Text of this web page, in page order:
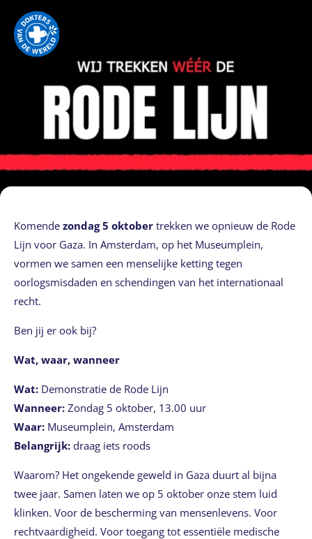
Komende zondag 5 oktobertrekken we opnieuw de Rode
Lijn voor Gaza. In Amsterdam, op het Museumplein,
vormen we samen een menselijke ketting tegen
oorlogsmisdaden en schendingen van het internationaal
recht.
Ben jij er ook bij?
Wat, waar, wanneer
Wat: Demonstratie de Rode Lijn
Wanneer: Zondag 5 oktober, 13.00 uur
Waar: Museumplein, Amsterdam
Belangrijk:draag iets roods
Waarom? Het ongekende geweld in Gaza duurt al bijna
twee jaar. Samen laten we op 5 oktober onze stem luid
klinken. Voor de bescherming van mensenlevens. Voor
rechtvaardigheid. Voor toegang tot essentiële medische